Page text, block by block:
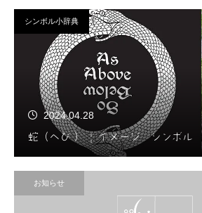
シンボル小辞典
2024.04.28
蛇（へび ） | イメージ シン
お知らせ